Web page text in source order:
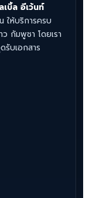
เบิ้ล อีเว้นท์
ให้บริการครบ
กัมพูชา โดยเรา
รับเอกสาร